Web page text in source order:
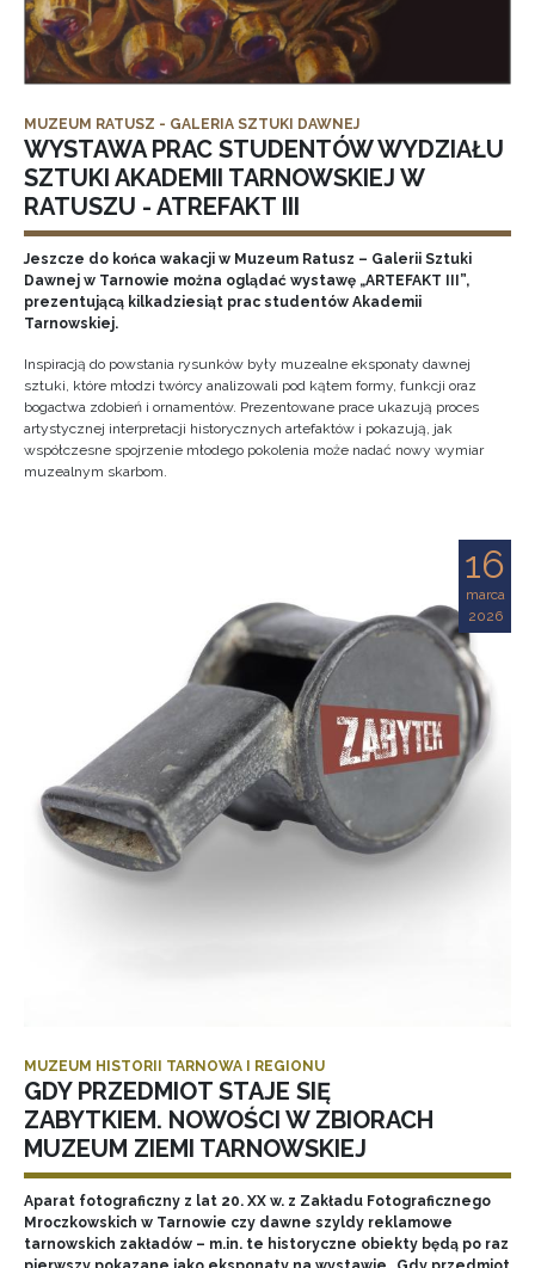
MUZEUM RATUSZ - GALERIA SZTUKI DAWNEJ
WYSTAWA PRAC STUDENTÓW WYDZIAŁU
SZTUKI AKADEMII TARNOWSKIEJ W
RATUSZU - ATREFAKT III
Jeszcze do końca wakacji w Muzeum Ratusz – Galerii Sztuki
Dawnej w Tarnowie można oglądać wystawę „ARTEFAKT III”,
prezentującą kilkadziesiąt prac studentów Akademii
Tarnowskiej.
Inspiracją do powstania rysunków były muzealne eksponaty dawnej
sztuki, które młodzi twórcy analizowali pod kątem formy, funkcji oraz
bogactwa zdobień i ornamentów. Prezentowane prace ukazują proces
artystycznej interpretacji historycznych artefaktów i pokazują, jak
współczesne spojrzenie młodego pokolenia może nadać nowy wymiar
muzealnym skarbom.
16
marca
2026
MUZEUM HISTORII TARNOWA I REGIONU
GDY PRZEDMIOT STAJE SIĘ
ZABYTKIEM. NOWOŚCI W ZBIORACH
MUZEUM ZIEMI TARNOWSKIEJ
Aparat fotograficzny z lat 20. XX w. z Zakładu Fotograficznego
Mroczkowskich w Tarnowie czy dawne szyldy reklamowe
tarnowskich zakładów – m.in. te historyczne obiekty będą po raz